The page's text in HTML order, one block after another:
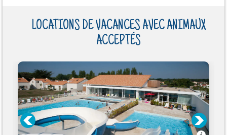
LOCATIONS DE VACANCES AVEC ANIMAUX
ACCEPTÉS